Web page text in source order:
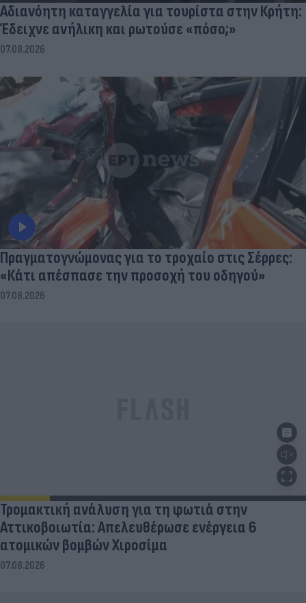
Αδιανόητη καταγγελία για τουρίστα στην Κρήτη:
Έδειχνε ανήλικη και ρωτούσε «πόσο;»
07.08.2026
Πραγματογνώμονας για το τροχαίο στις Σέρρες:
«Κάτι απέσπασε την προσοχή του οδηγού»
07.08.2026
Τρομακτική ανάλυση για τη φωτιά στην
Αττικοβοιωτία: Απελευθέρωσε ενέργεια 6
ατομικών βομβών Χιροσίμα
07.08.2026